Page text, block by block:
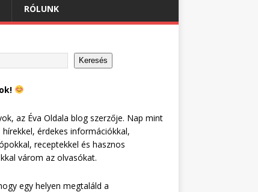
RÓLUNK
Keresés
az Éva Oldala blog szerzője. Nap mint
hírekkel, érdekes információkkal,
receptekkel és hasznos
várom az olvasókat.
egy helyen megtaláld a